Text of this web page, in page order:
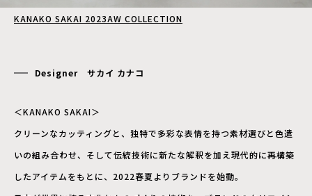
KANAKO SAKAI 2023AW COLLECTION
Designer サカイ カナコ
＜KANAKO SAKAI＞
クリーンなカッティングと、独特で多彩な表情を持つ素材選びと色遣
いの組み合わせ、そして伝統技術に新たな解釈を加え現代的に再構築
したアイテムをもとに、2022春夏よりブランドを始動。